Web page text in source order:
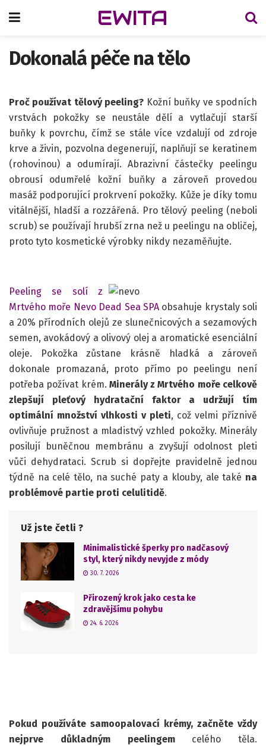
EWITA
Dokonalá péče na tělo
Proč používat tělový peeling? Kožní buňky ve spodních
vrstvách pokožky se neustále dělí a vytlačují starší
buňky k povrchu, čímž se stále více vzdalují od zdroje
krve a živin, pozvolna degenerují, naplňují se keratinem
(rohovinou) a odumírají. Abrazivní částečky peelingu
obrousí odumřelé kožní buňky a zároveň provedou
masáž podporující prokrvení pokožky. Kůže je díky tomu
vitálnější, hladší a rozzářená. Pro tělový peeling (neboli
scrub) se používají hrubší zrna než u peelingu na obličej,
proto tyto kosmetické výrobky nikdy nezaměňujte.
Peeling se solí z
Mrtvého moře Nevo Dead Sea SPAobsahuje krystaly soli
a 20% přírodních olejů ze slunečnicových a sezamových
semen, avokádový a olivový olej a aromatické esenciální
oleje. Pokožka zůstane krásně hladká a zároveň
dokonale promazaná, proto přímo po peelingu není
potřeba požívat krém. Minerály z Mrtvého moře celkově
zlepšují pleťový hydratační faktor a udržují tím
optimální množství vlhkosti v pleti, což velmi příznivě
ovlivňuje pružnost a mladistvý vzhled pokožky. Minerály
posilují buněčnou membránu a zvyšují odolnost pleti
vůči dehydrataci. Scrub si dopřejte pravidelně jednou
týdně na celé tělo, na suché paty a klouby, ale také na
problémové partie proti celulitidě.
Už jste četli ?
Minimalistické šperky pro nadčasový
styl, který nikdy nevyjde z módy
30. 7. 2026
Přirozený krok jako cesta ke
zdravějšímu pohybu
24. 6. 2026
Pokud používáte samoopalovací krémy, začněte vždy
nejprve důkladným peelingemcelého těla.